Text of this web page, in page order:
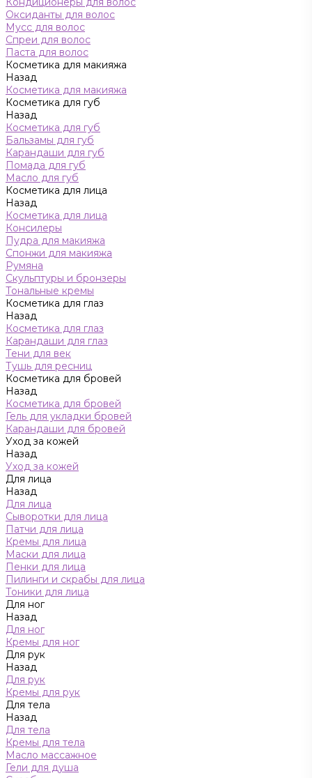
Оксиданты для волос
Мусс для волос
Спреи для волос
Паста для волос
Косметика для макияжа
Назад
Косметика для макияжа
Косметика для губ
Назад
Косметика для губ
Бальзамы для губ
Карандаши для губ
Помада для губ
Масло для губ
Косметика для лица
Назад
Косметика для лица
Консилеры
Пудра для макияжа
Спонжи для макияжа
Румяна
Скульптуры и бронзеры
Тональные кремы
Косметика для глаз
Назад
Косметика для глаз
Карандаши для глаз
Тени для век
Тушь для ресниц
Косметика для бровей
Назад
Косметика для бровей
Гель для укладки бровей
Карандаши для бровей
Уход за кожей
Назад
Уход за кожей
Для лица
Назад
Для лица
Сыворотки для лица
Патчи для лица
Кремы для лица
Маски для лица
Пенки для лица
Пилинги и скрабы для лица
Тоники для лица
Для ног
Назад
Для ног
Кремы для ног
Для рук
Назад
Для рук
Кремы для рук
Для тела
Назад
Для тела
Кремы для тела
Масло массажное
Гели для душа